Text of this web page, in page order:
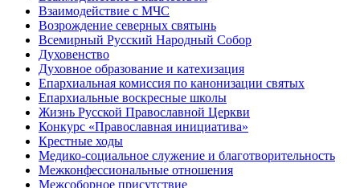
Взаимодействие с МЧС
Возрождение северных святынь
Всемирный Русский Народный Собор
Духовенство
Духовное образование и катехизация
Епархиальная комиссия по канонизации святых
Епархиальные воскресные школы
Жизнь Русской Православной Церкви
Конкурс «Православная инициатива»
Крестные ходы
Медико-социальное служение и благотворительность
Межконфессиональные отношения
Межсоборное присутствие